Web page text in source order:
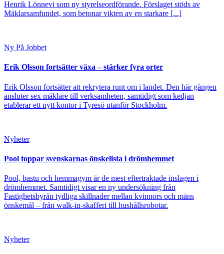
Henrik Lönnevi som ny styrelseordförande. Förslaget stöds av
Mäklarsamfundet, som betonar vikten av en starkare [...]
Ny På Jobbet
Erik Olsson fortsätter växa – stärker fyra orter
Erik Olsson fortsätter att rekrytera runt om i landet. Den här gången
ansluter sex mäklare till verksamheten, samtidigt som kedjan
etablerar ett nytt kontor i Tyresö utanför Stockholm.
Nyheter
Pool toppar svenskarnas önskelista i drömhemmet
Pool, bastu och hemmagym är de mest eftertraktade inslagen i
drömhemmet. Samtidigt visar en ny undersökning från
Fastighetsbyrån tydliga skillnader mellan kvinnors och mäns
önskemål – från walk-in-skafferi till hushållsrobotar.
Nyheter